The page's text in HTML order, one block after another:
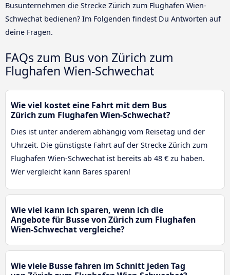
Busunternehmen die Strecke Zürich zum Flughafen Wien-
Schwechat bedienen? Im Folgenden findest Du Antworten auf
deine Fragen.
FAQs zum Bus von Zürich zum
Flughafen Wien-Schwechat
Wie viel kostet eine Fahrt mit dem Bus
Zürich zum Flughafen Wien-Schwechat?
Dies ist unter anderem abhängig vom Reisetag und der
Uhrzeit. Die günstigste Fahrt auf der Strecke Zürich zum
Flughafen Wien-Schwechat ist bereits ab 48 € zu haben.
Wer vergleicht kann Bares sparen!
Wie viel kann ich sparen, wenn ich die
Angebote für Busse von Zürich zum Flughafen
Wien-Schwechat vergleiche?
Wie viele Busse fahren im Schnitt jeden Tag